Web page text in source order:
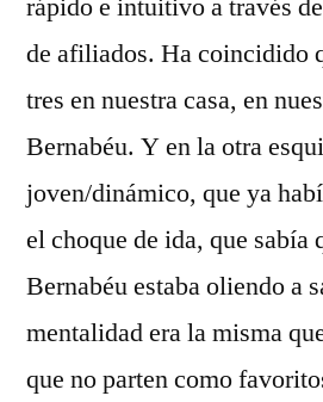
rápido e intuitivo a través
de afiliados. Ha coincidido
tres en nuestra casa, en
Bernabéu. Y en la otra
joven/dinámico, que ya
el choque de ida, que sabía
Bernabéu estaba oliendo a
mentalidad era la misma
que no parten como